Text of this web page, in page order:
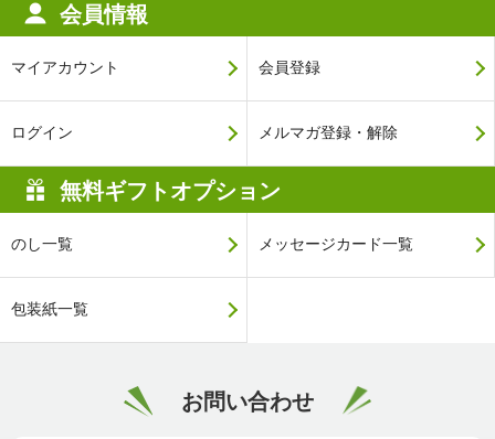
会員情報
マイアカウント 会員登録
ログイン メルマガ登録・解除
無料ギフトオプション
のし一覧 メッセージカード一覧
包装紙一覧
お問い合わせ